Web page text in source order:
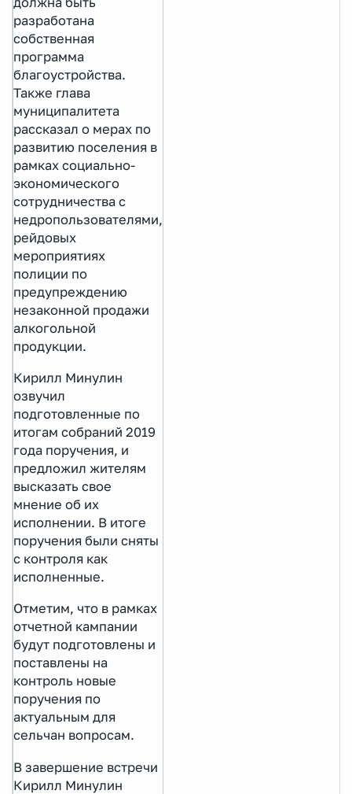
разработана
собственная
программа
благоустройства.
Также глава
муниципалитета
рассказал о мерах по
развитию поселения в
рамках социально-
экономического
сотрудничества с
недропользователями,
рейдовых
мероприятиях
полиции по
предупреждению
незаконной продажи
алкогольной
продукции.
Кирилл Минулин
озвучил
подготовленные по
итогам собраний 2019
года поручения, и
предложил жителям
высказать свое
мнение об их
исполнении. В итоге
поручения были сняты
с контроля как
исполненные.
Отметим, что в рамках
отчетной кампании
будут подготовлены и
поставлены на
контроль новые
поручения по
актуальным для
сельчан вопросам.
В завершение встречи
Кирилл Минулин